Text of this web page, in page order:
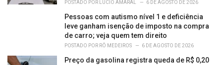
POSTADO POR LÚCIO AMARAL 6 DE AGOSTO DE 2026
Pessoas com autismo nível 1 e deficiência
leve ganham isenção de imposto na compra
de carro; veja quem tem direito
POSTADO POR RÔ MEDEIROS 6 DE AGOSTO DE 2026
Preço da gasolina registra queda de R$ 0,20